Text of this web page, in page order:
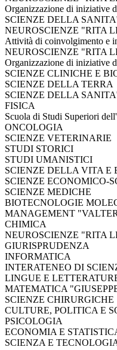
Organizzazione di iniziative
SCIENZE DELLA
NEUROSCIENZE "RITA
Attività di coinvolgimento e
NEUROSCIENZE "RITA
Organizzazione di iniziative
SCIENZE CLINICHE E
SCIENZE DELLA TERRA
SCIENZE DELLA
FISICA
Scuola di Studi Superiori
ONCOLOGIA
SCIENZE VETERINARIE
STUDI STORICI
STUDI UMANISTICI
SCIENZE DELLA VITA E
SCIENZE ECONOMICO-
SCIENZE MEDICHE
BIOTECNOLOGIE
MANAGEMENT
CHIMICA
NEUROSCIENZE "RITA
GIURISPRUDENZA
INFORMATICA
INTERATENEO DI
LINGUE E
MATEMATICA
SCIENZE CHIRURGICHE
CULTURE, POLITICA E
PSICOLOGIA
ECONOMIA E
SCIENZA E